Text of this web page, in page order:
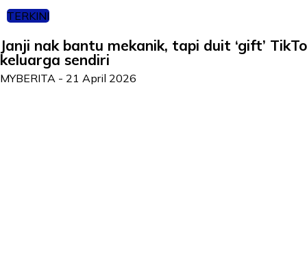
TERKINI
Janji nak bantu mekanik, tapi duit ‘gift’
keluarga sendiri
MYBERITA - 21 April 2026